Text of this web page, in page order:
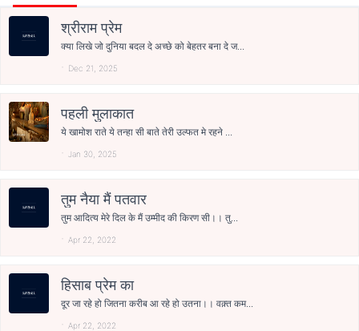
श्रीराम प्रेम
क्या लिखे जो दुनिया बदल दे अच्छे को बेहतर बना दे ज...
Dec 21, 2025
पहली मुलाकात
ये खामोश राते ये तन्हा सी बाते तेरी उल्फत मे रहने ...
Jan 30, 2025
तुम नैया मैं पतवार
तुम आदित्य मेरे दिल के मैं उम्मीद की किरण सी।। तु...
Apr 22, 2022
हिसाब प्रेम का
दूर जा रहे हो जितना करीब आ रहे हो उतना।। वक़्त कम...
Apr 22, 2022